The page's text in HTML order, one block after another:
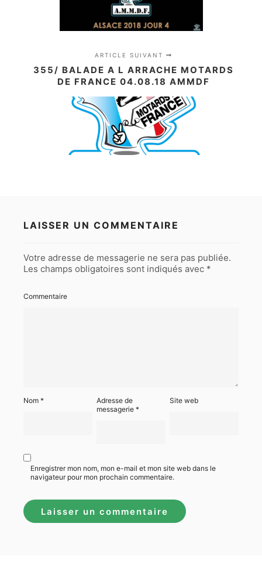
ARTICLE SUIVANT
355/ BALADE A L ARRACHE MOTARDS
DE FRANCE 04.08.18 AMMDF
LAISSER UN COMMENTAIRE
Votre adresse de messagerie ne sera pas publiée.
Les champs obligatoires sont indiqués avec *
Commentaire
Nom *
Adresse de
messagerie*
Site web
Enregistrer mon nom, mon e-mail et mon site web dans le
navigateur pour mon prochain commentaire.